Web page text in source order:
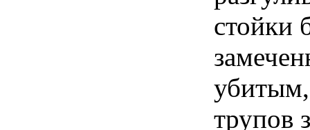
стойки
убитым,
трупов